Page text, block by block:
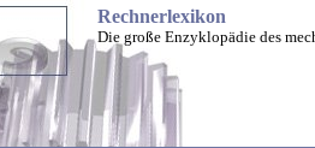
Rechnerlexikon
Die große Enzyklopädie des